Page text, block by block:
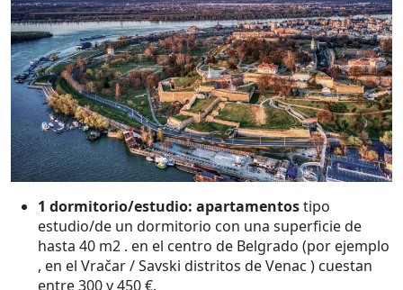
1 dormitorio/estudio: apartamentostipo
estudio/de un dormitorio con una superficie de
hasta 40 m2 . en el centro de Belgrado (por ejemplo
, en el Vračar / Savski distritos de Venac ) cuestan
entre 300 y 450 €.